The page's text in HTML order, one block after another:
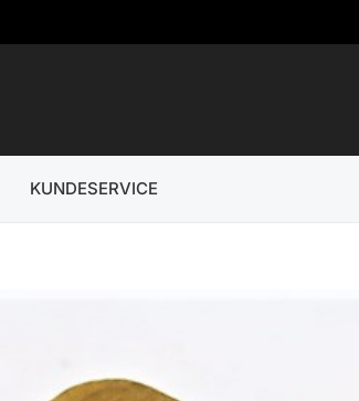
KUNDESERVICE